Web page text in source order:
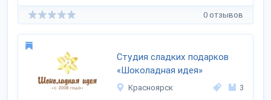
0 отзывов
Студия сладких подарков
«Шоколадная идея»
Красноярск 3